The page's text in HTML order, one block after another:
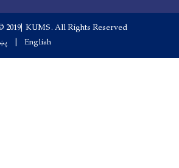
Copyright © 2019| KUMS. All Rights